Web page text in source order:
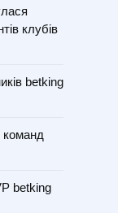
клубів
betking
команд
betking